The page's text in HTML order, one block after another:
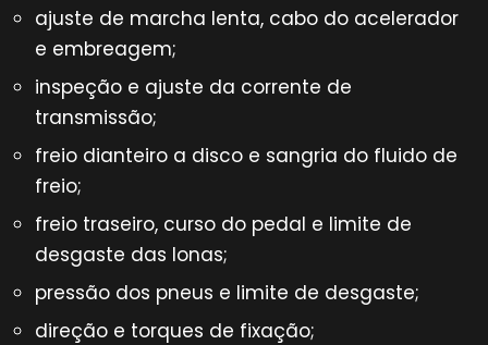
ajuste de marcha lenta, cabo do acelerador
e embreagem;
inspeção e ajuste da corrente de
transmissão;
freio dianteiro a disco e sangria do fluido de
freio;
freio traseiro, curso do pedal e limite de
desgaste das lonas;
pressão dos pneus e limite de desgaste;
direção e torques de fixação;